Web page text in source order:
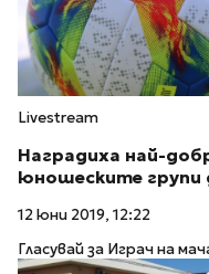
Livestream
Наградиха най-
юношеските групи
12 юни 2019, 12:22
Гласувай за Играч на